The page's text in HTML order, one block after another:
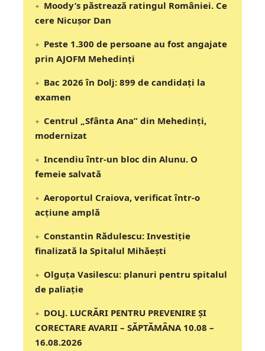
Moody’s păstrează ratingul României. Ce
cere Nicușor Dan
Peste 1.300 de persoane au fost angajate
prin AJOFM Mehedinți
Bac 2026 în Dolj: 899 de candidați la
examen
Centrul „Sfânta Ana” din Mehedinți,
modernizat
Incendiu într-un bloc din Alunu. O
femeie salvată
Aeroportul Craiova, verificat într-o
acțiune amplă
Constantin Rădulescu: Investiție
finalizată la Spitalul Mihăești
Olguța Vasilescu: planuri pentru spitalul
de paliație
DOLJ. LUCRĂRI PENTRU PREVENIRE ȘI
CORECTARE AVARII – SĂPTĂMÂNA 10.08 –
16.08.2026